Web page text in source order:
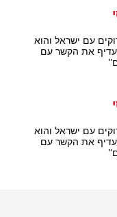
עם ישראל והוא
את הקשר עם
עם ישראל והוא
את הקשר עם